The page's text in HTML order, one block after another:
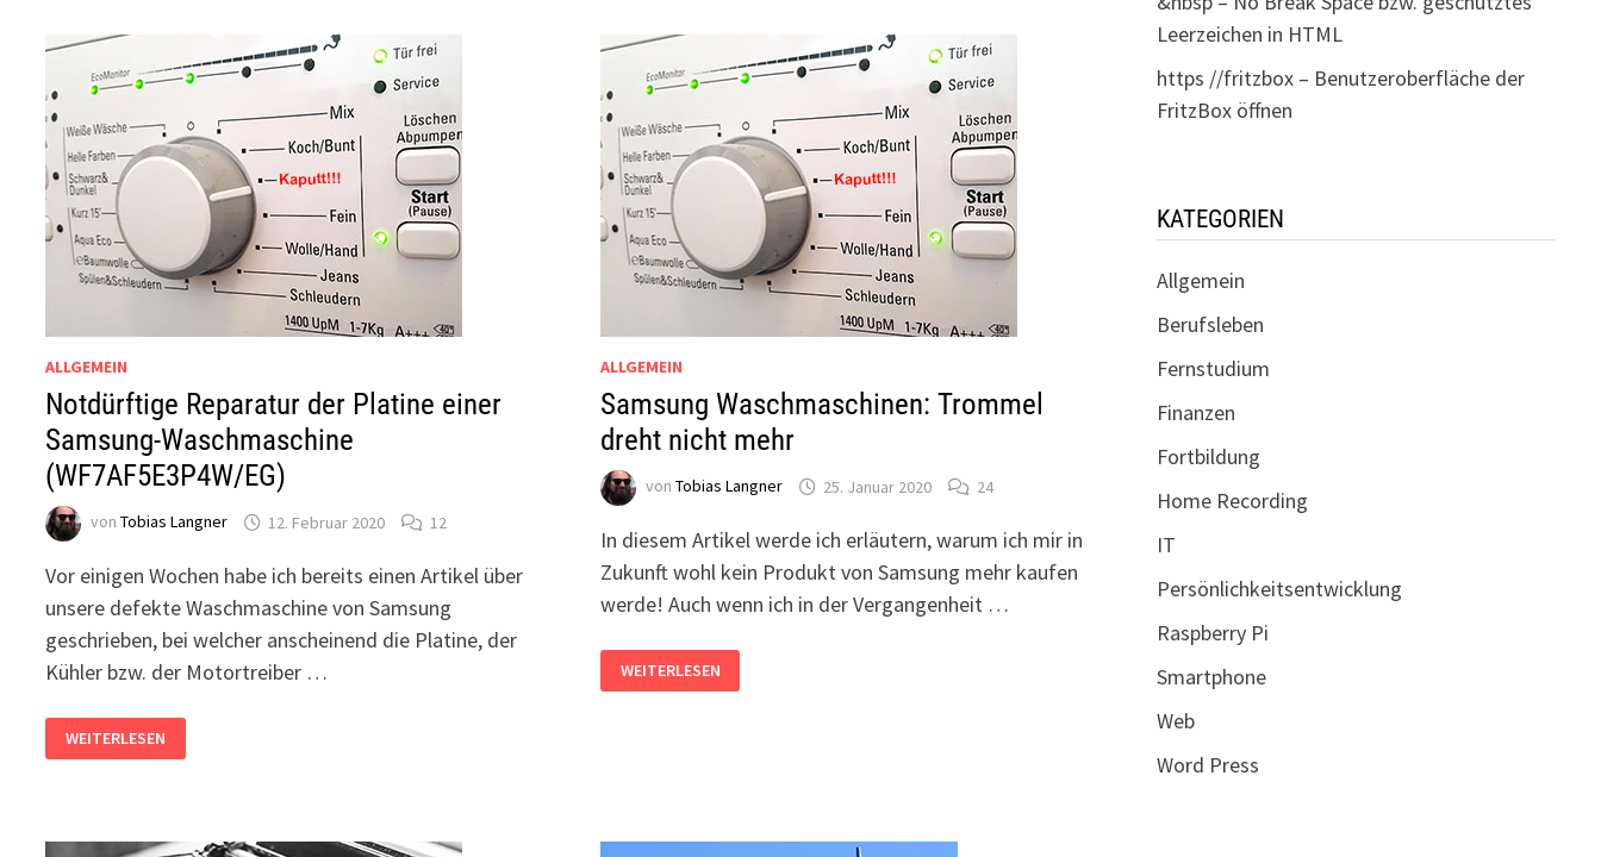
IT-
FALLSTRICKE
ALLGEMEIN
Notdürftige Reparatur der Platine einer
Samsung-Waschmaschine
(WF7AF5E3P4W/EG)
vonTobias Langner 12. Februar 2020 12
Vor einigen Wochen habe ich bereits einen Artikel über
unsere defekte Waschmaschine von Samsung
geschrieben, bei welcher anscheinend die Platine, der
Kühler bzw. der Motortreiber …
REPARATUR
DER
(WF7AF5E3P4W/EG)
WEITERLESEN
ALLGEMEIN
Samsung Waschmaschinen: Trommel
dreht nicht mehr
von Tobias Langner 25. Januar 2020 24
In diesem Artikel werde ich erläutern, warum ich mir in
Zukunft wohl kein Produkt von Samsung mehr kaufen
werde! Auch wenn ich in der Vergangenheit …
WASCHMASCHINEN:
TROMMEL
WEITERLESEN
Leerzeichen in HTML
https //fritzbox – Benutzeroberfläche der
FritzBox öffnen
KATEGORIEN
Allgemein
Berufsleben
Fernstudium
Finanzen
Fortbildung
Home Recording
IT
Persönlichkeitsentwicklung
Raspberry Pi
Smartphone
Web
Word Press